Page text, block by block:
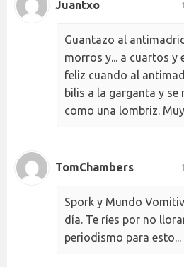
Juantxo
Guantazo al
morros y... a cuartos y
feliz cuando al
bilis a la garganta y se
como una lombriz.
TomChambers
Spork y Mundo
día. Te ríes por no
periodismo para esto...